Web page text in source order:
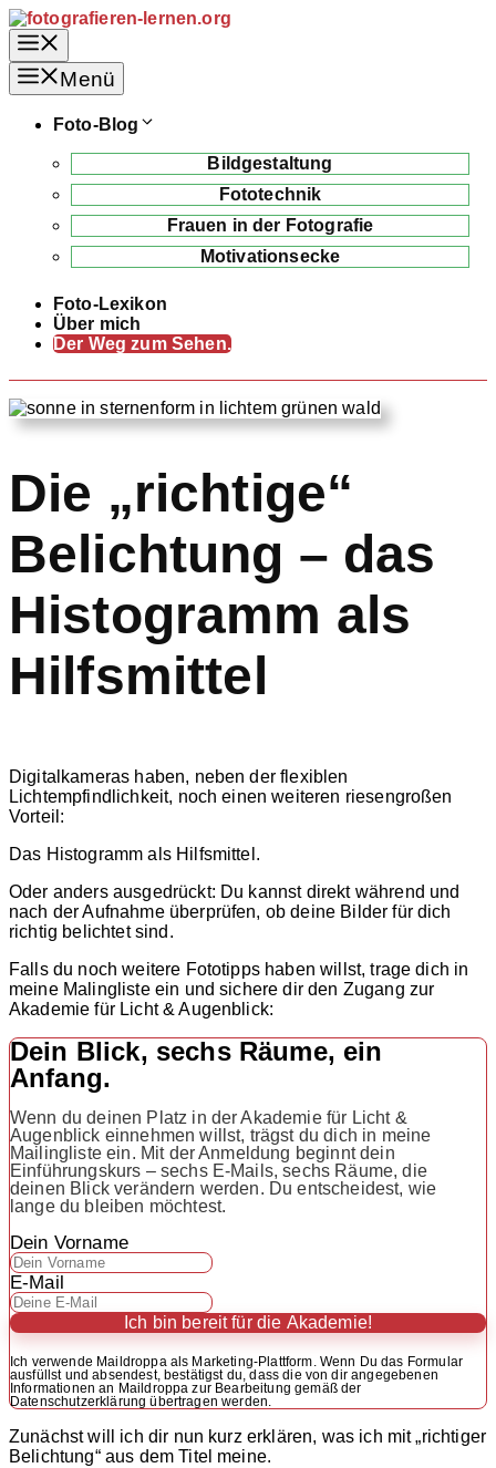
Zum
Inhalt
springen
Menü
Foto-Blog
Bildgestaltung
Fototechnik
Frauen in der Fotografie
Motivationsecke
Foto-Lexikon
Über mich
Der Weg zum Sehen.
Die „richtige“
Belichtung – das
Histogramm als
Hilfsmittel
Digitalkameras haben, neben der flexiblen
Lichtempfindlichkeit, noch einen weiteren riesengroßen
Vorteil:
Das Histogramm als Hilfsmittel.
Oder anders ausgedrückt: Du kannst direkt während und
nach der Aufnahme überprüfen, ob deine Bilder für dich
richtig belichtet sind.
Falls du noch weitere Fototipps haben willst, trage dich in
meine Malingliste ein und sichere dir den Zugang zur
Akademie für Licht & Augenblick:
Dein Blick, sechs Räume, ein
Anfang.
Wenn du deinen Platz in der Akademie für Licht &
Augenblick einnehmen willst, trägst du dich in meine
Mailingliste ein. Mit der Anmeldung beginnt dein
Einführungskurs – sechs E-Mails, sechs Räume, die
deinen Blick verändern werden. Du entscheidest, wie
lange du bleiben möchtest.
Dein Vorname
E-Mail
Ich bin bereit für die Akademie!
Ich verwende Maildroppa als Marketing-Plattform. Wenn Du das Formular
ausfüllst und absendest, bestätigst du, dass die von dir angegebenen
Informationen an Maildroppa zur Bearbeitung gemäß der
Datenschutzerklärung übertragen werden.
Zunächst will ich dir nun kurz erklären, was ich mit „richtiger
Belichtung“ aus dem Titel meine.